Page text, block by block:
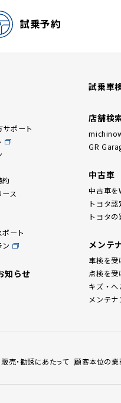
試乗予約
サポート
約
ス
ート
知らせ
試乗車
店舗検
GR
中古車
中古車を
トヨタ
トヨタ
メンテ
車検を受
点検を受
キズ・へ
メンテナ
売・勧誘にあたって 顧客本位の業